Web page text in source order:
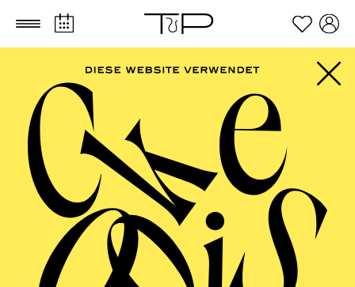
Zum Hauptinhalt springen Zum Footer springen